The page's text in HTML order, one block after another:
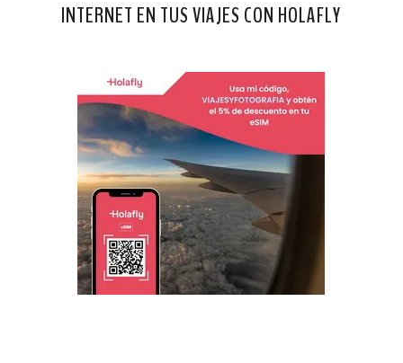
INTERNET EN TUS VIAJES CON HOLAFLY